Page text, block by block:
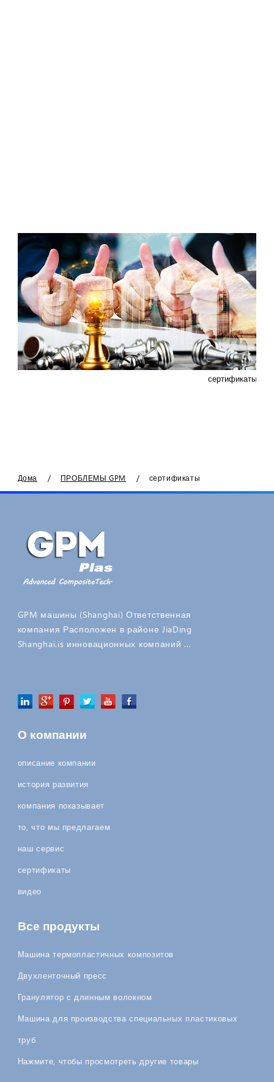
сертификаты
Дома / ПРОБЛЕМЫ GPM / сертификаты
GPM машины (Shanghai) Ответственная
компания Расположен в районе JiaDing
Shanghai.is инновационных компаний ...
О компании
описание компании
история развития
компания показывает
то, что мы предлагаем
наш сервис
сертификаты
видео
Все продукты
Машина термопластичных композитов
Двухленточный пресс
Гранулятор с длинным волокном
Машина для производства специальных пластиковых
труб
Нажмите, чтобы просмотреть другие товары